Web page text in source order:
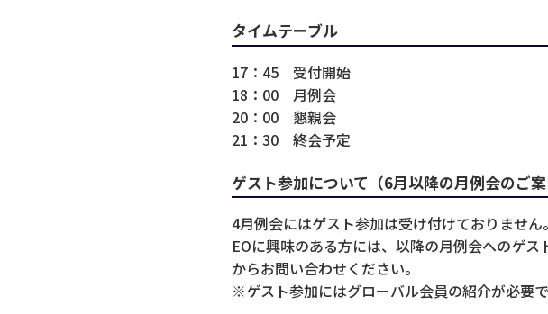
タイムテーブル
17：45 受付開始
18：00 月例会
20：00 懇親会
21：30 終会予定
ゲスト参加について（6月以降の月例会のご案
4月例会にはゲスト参加は受け付けておりません
EOに興味のある方には、以降の月例会へのゲ
からお問い合わせください。
※ゲスト参加にはグローバル会員の紹介が必要で